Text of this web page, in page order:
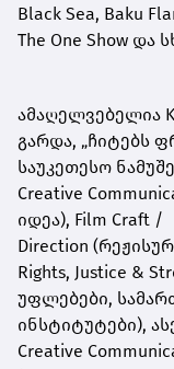
Black Sea, Baku
The One Show და
ამაღელვებელია
გარდა, „ჩიტებს
საუკეთესო
Creative
იდეა), Film Craft /
Direction
Rights, Justice &
უფლებები,
ინსტიტუტები),
Creative